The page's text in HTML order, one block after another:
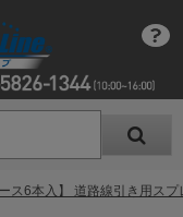
ース6本入】 道路線引き用ス